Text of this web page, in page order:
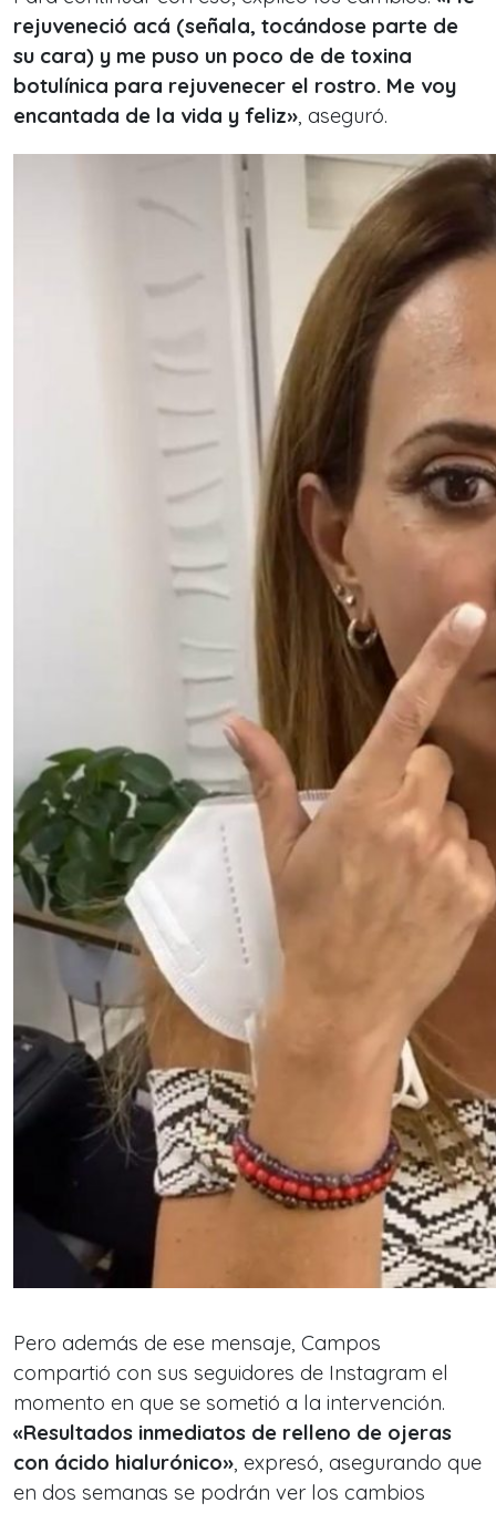
rejuveneció acá (señala, tocándose parte de
su cara) y me puso un poco de de toxina
botulínica para rejuvenecer el rostro. Me voy
encantada de la vida y feliz», aseguró.
Pero además de ese mensaje, Campos
compartió con sus seguidores de Instagram el
momento en que se sometió a la intervención.
«Resultados inmediatos de relleno de ojeras
con ácido hialurónico», expresó, asegurando que
en dos semanas se podrán ver los cambios